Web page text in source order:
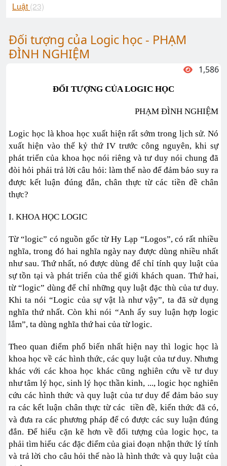
Luật (23)
Đối tượng của Logic học - PHẠM
ĐÌNH NGHIỆM
1,586
ĐỐI TƯỢNG CỦA LOGIC HỌC
PHẠM ĐÌNH NGHIỆM
Logic học là khoa học xuất hiện rất sớm trong lịch sử. Nó
xuất hiện vào thế kỷ thứ IV trước công nguyên, khi sự
phát triển của khoa học nói riêng và tư duy nói chung đã
đòi hỏi phải trả lời câu hỏi: làm thế nào để đảm bảo suy ra
được kết luận đúng đắn, chân thực từ các tiền đề chân
thực?
I. KHOA HỌC LOGIC
Từ “logic” có nguồn gốc từ Hy Lạp “Logos”, có rất nhiều
nghĩa, trong đó hai nghĩa ngày nay được dùng nhiều nhất
như sau. Thứ nhất, nó được dùng để chỉ tính quy luật của
sự tồn tại và phát triển của thế giới khách quan. Thứ hai,
từ “logic” dùng để chỉ những quy luật đặc thù của tư duy.
Khi ta nói “Logic của sự vật là như vậy”, ta đã sử dụng
nghĩa thứ nhất. Còn khi nói “Anh ấy suy luận hợp logic
lắm”, ta dùng nghĩa thứ hai của từ logic.
Theo quan điểm phổ biến nhất hiện nay thì logic học là
khoa học về các hình thức, các quy luật của tư duy. Nhưng
khác với các khoa học khác cũng nghiên cứu về tư duy
như tâm lý học, sinh lý học thần kinh, ..., logic học nghiên
cứu các hình thức và quy luật của tư duy để đảm bảo suy
ra các kết luận chân thực từ các tiền đề, kiến thức đã có,
và đưa ra các phương pháp để có được các suy luận đúng
đắn. Để hiểu cặn kẽ hơn về đối tượng của logic học, ta
phải tìm hiểu các đặc điểm của giai đoạn nhận thức lý tính
và trả lời cho câu hỏi thế nào là hình thức và quy luật của